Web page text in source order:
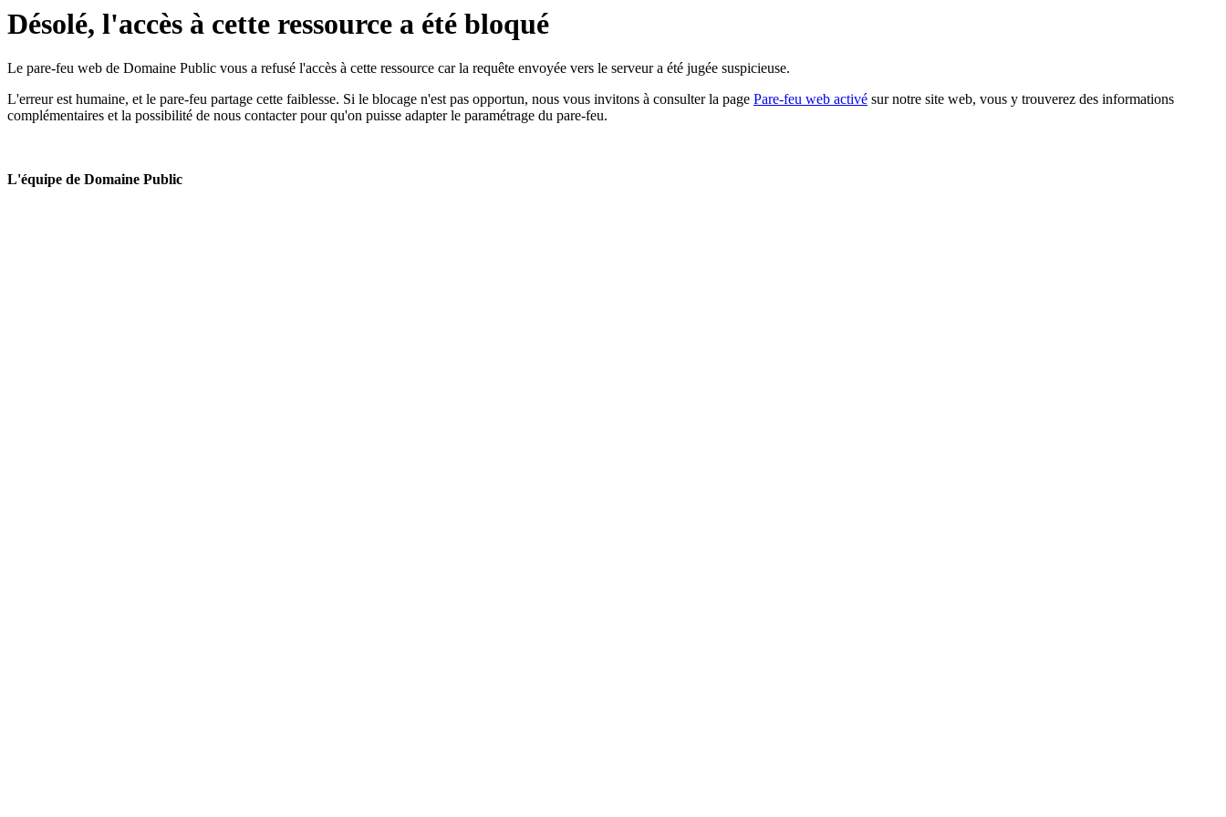
Désolé, l'accès à cette ressource a été bloqué
Le pare-feu web de Domaine Public vous a refusé l'accès à cette ressource car la requête envoyée vers le serveur a été jugée suspicieuse.
L'erreur est humaine, et le pare-feu partage cette faiblesse. Si le blocage n'est pas opportun, nous vous invitons à consulter la page Pare-feu web activé sur notre site web, vous y trouverez des informations
complémentaires et la possibilité de nous contacter pour qu'on puisse adapter le paramétrage du pare-feu.
L'équipe de Domaine Public